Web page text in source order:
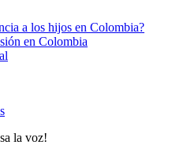
a los hijos en Colombia?
en Colombia
la voz!